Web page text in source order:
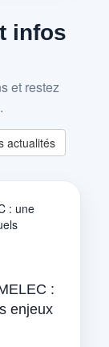
infos
et restez
actualités
:
enjeux